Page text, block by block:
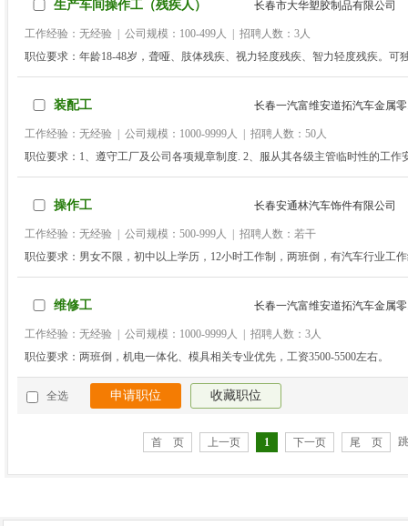
生产车间操作工（残疾人） 长春市大华塑胶制品有限公司
工作经验：无经验 | 公司规模：100-499人 | 招聘人数：3人
职位要求：年龄18-48岁，聋哑、肢体残疾、视力轻度残疾、智力轻度残疾。可
装配工 长春一汽富维安道拓汽车金属
工作经验：无经验 | 公司规模：1000-9999人 | 招聘人数：50人
职位要求：1、遵守工厂及公司各项规章制度. 2、服从其各级主管临时性的工
负责区域内和公司其他区域安全隐患有及时发现和及时上报的义务。 4、初中
操作工 长春安通林汽车饰件有限公司
工作经验：无经验 | 公司规模：500-999人 | 招聘人数：若干
职位要求：男女不限，初中以上学历，12小时工作制，两班倒，有汽车行业工
期1个月 基本工资1880元 双休日及法定假日加班支付法律规定的加班费。 转正
联系电话：13894871779
维修工 长春一汽富维安道拓汽车金属
工作经验：无经验 | 公司规模：1000-9999人 | 招聘人数：3人
职位要求：两班倒，机电一体化、模具相关专业优先，工资3500-5500左右。
全选 申请职位 收藏职位
首 页 上一页 1 下一页 尾 页